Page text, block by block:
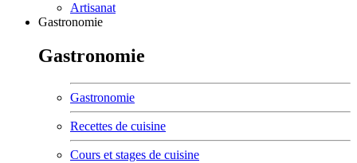
Artisanat
Gastronomie
Gastronomie
Gastronomie
Recettes de cuisine
Cours et stages de cuisine